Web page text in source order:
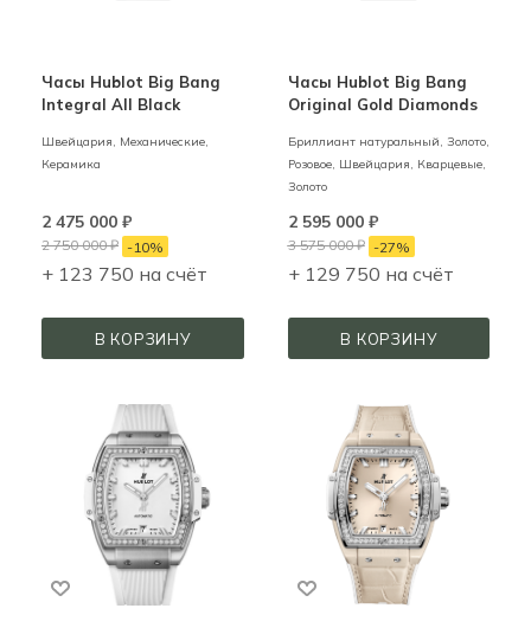
Часы Hublot Big Bang
Integral All Black
Швейцария, Механические,
Керамика
2 475 000 ₽
2 750 000₽ -10%
+ 123 750 на счёт
В КОРЗИНУ
Часы Hublot Big Bang
Original Gold Diamonds
Бриллиант натуральный, Золото,
Розовое, Швейцария,
Кварцевые,
Золото
2 595 000₽
3 575 000₽ -27%
+ 129 750 на счёт
В КОРЗИНУ